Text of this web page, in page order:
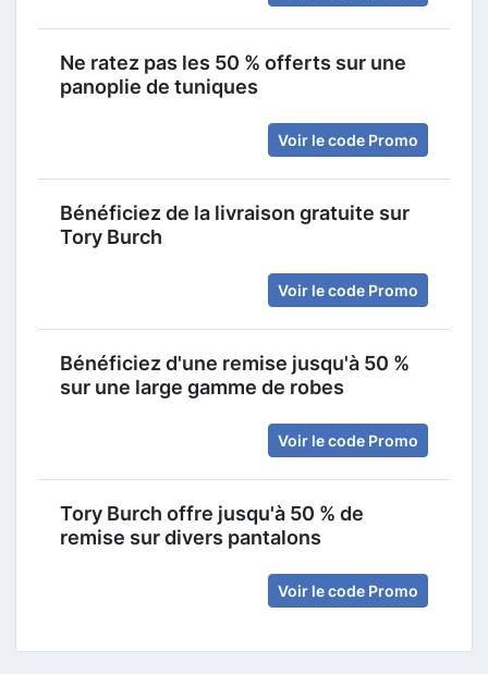
Ne ratez pas les 50 % offerts sur une
panoplie de tuniques
Voir le code Promo
Bénéficiez de la livraison gratuite sur
Tory Burch
Voir le code Promo
Bénéficiez d'une remise jusqu'à 50 %
sur une large gamme de robes
Voir le code Promo
Tory Burch offre jusqu'à 50 % de
remise sur divers pantalons
Voir le code Promo